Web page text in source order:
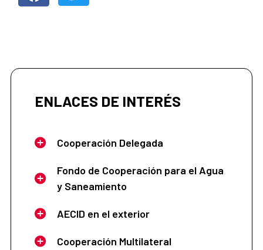
ENLACES DE INTERÉS
Cooperación Delegada
Fondo de Cooperación para el Agua
y Saneamiento
AECID en el exterior
Cooperación Multilateral